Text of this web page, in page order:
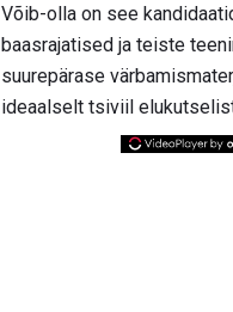
Võib-olla on see
baasrajatised ja teiste
suurepärase
ideaalselt tsiviil